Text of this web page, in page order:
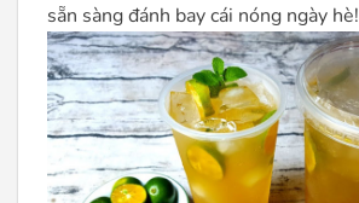
sẵn sàng đánh bay cái nóng ngày hè!